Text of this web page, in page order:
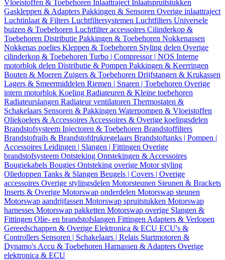
Vloeistoffen & Toebehoren Inlaattraject Inlaatspruitstukken
Gaskleppen & Adapters Pakkingen & Sensoren Overige inlaattraject
Luchtinlaat & Filters Luchtfiltersystemen Luchtfilters Universele
buizen & Toebehoren Luchtfilter accessoires Cilinderkop &
Toebehoren Distributie Pakkingen & Toebehoren Nokkenassen
Nokkenas poelies Kleppen & Toebehoren Styling delen Overige
cilinderkop & Toebehoren Turbo | Compressor | NOS Interne
motorblok delen Distributie & Pompen Pakkingen & Keerringen
Bouten & Moeren Zuigers & Toebehoren Drijfstangen & Krukassen
Lagers & Smeermiddelen Riemen | Snaren | Toebehoren Overige
intern motorblok Koeling Radiateuren & Kleine toebehoren
Radiateurslangen Radiateur ventilatoren Thermostaten &
Schakelaars Sensoren & Pakkingen Waterpompen & Vloeistoffen
Oliekoelers & Accessoires Accessoires & Overige koelingsdelen
Brandstofsysteem Injectoren & Toebehoren Brandstoffilters
Brandstofrails & Brandstofdrukregelaars Brandstoftanks | Pompen |
Accessoires Leidingen | Slangen | Fittingen Overige
brandstofsysteem Ontsteking Ontstekingen & Accessoires
Bougiekabels Bougies Ontsteking overige Motor styling
Oliedoppen Tanks & Slangen Beugels | Covers | Overige
accessoires Overige stylingsdelen Motorsteunen Steunen & Brackets
Inserts & Overige Motorswap onderdelen Motorswap steunen
Motorswap aandrijfassen Motorswap spruitstukken Motorswap
harnesses Motorswap pakketten Motorswap overige Slangen &
Fittingen Olie- en brandstofslangen Fittingen Adapters & Verlopen
Gereedschappen & Overige Elektronica & ECU ECU's &
Controllers Sensoren | Schakelaars | Relais Startmotoren &
Dynamo's Accu & Toebehoren Harnassen & Adapters Overige
elektronica & ECU